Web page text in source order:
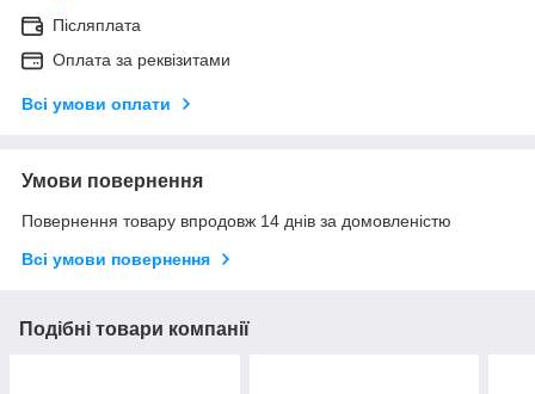
Післяплата
Оплата за реквізитами
Всі умови оплати
Умови повернення
Повернення товару впродовж 14 днів за домовленістю
Всі умови повернення
Подібні товари компанії